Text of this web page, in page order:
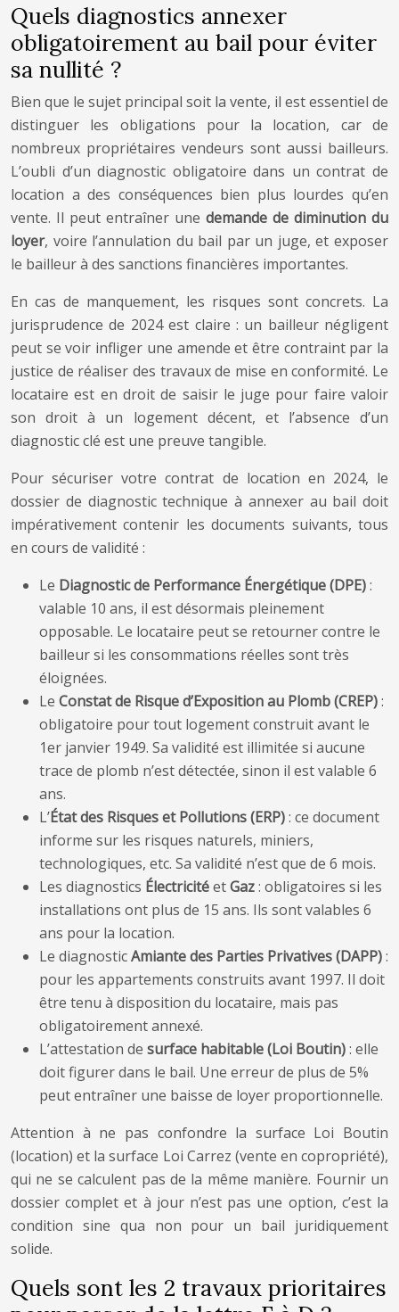
Quels diagnostics annexer
obligatoirement au bail pour éviter
sa nullité ?
Bien que le sujet principal soit la vente, il est essentiel de
distinguer les obligations pour la location, car de
nombreux propriétaires vendeurs sont aussi bailleurs.
L’oubli d’un diagnostic obligatoire dans un contrat de
location a des conséquences bien plus lourdes qu’en
vente. Il peut entraîner une demande de diminution du
loyer, voire l’annulation du bail par un juge, et exposer
le bailleur à des sanctions financières importantes.
En cas de manquement, les risques sont concrets. La
jurisprudence de 2024 est claire : un bailleur négligent
peut se voir infliger une amende et être contraint par la
justice de réaliser des travaux de mise en conformité. Le
locataire est en droit de saisir le juge pour faire valoir
son droit à un logement décent, et l’absence d’un
diagnostic clé est une preuve tangible.
Pour sécuriser votre contrat de location en 2024, le
dossier de diagnostic technique à annexer au bail doit
impérativement contenir les documents suivants, tous
en cours de validité :
Le Diagnostic de Performance Énergétique (DPE):
valable 10 ans, il est désormais pleinement
opposable. Le locataire peut se retourner contre le
bailleur si les consommations réelles sont très
éloignées.
Le Constat de Risque d’Exposition au Plomb (CREP):
obligatoire pour tout logement construit avant le
1er janvier 1949. Sa validité est illimitée si aucune
trace de plomb n’est détectée, sinon il est valable 6
ans.
L’État des Risques et Pollutions (ERP): ce document
informe sur les risques naturels, miniers,
technologiques, etc. Sa validité n’est que de 6 mois.
Les diagnostics ÉlectricitéetGaz: obligatoires si les
installations ont plus de 15 ans. Ils sont valables 6
ans pour la location.
Le diagnosticAmiante des Parties Privatives (DAPP):
pour les appartements construits avant 1997. Il doit
être tenu à disposition du locataire, mais pas
obligatoirement annexé.
L’attestation de surface habitable (Loi Boutin): elle
doit figurer dans le bail. Une erreur de plus de 5%
peut entraîner une baisse de loyer proportionnelle.
Attention à ne pas confondre la surface Loi Boutin
(location) et la surface Loi Carrez (vente en copropriété),
qui ne se calculent pas de la même manière. Fournir un
dossier complet et à jour n’est pas une option, c’est la
condition sine qua non pour un bail juridiquement
solide.
Quels sont les 2 travaux prioritaires